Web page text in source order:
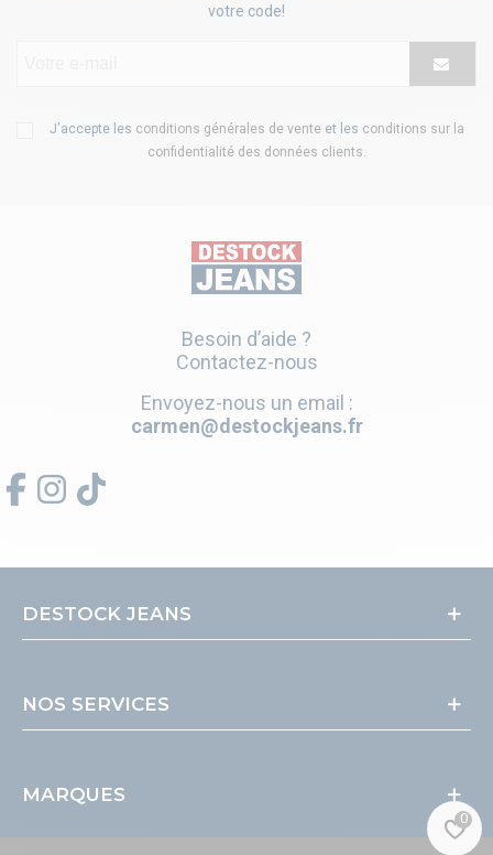
votre code!
J'accepte les conditions générales de vente et les conditions sur la
confidentialité des données clients
Besoin d’aide ?
Contactez-nous
Envoyez-nous un email :
carmen@destockjeans.fr
DESTOCK JEANS
NOS SERVICES
MARQUES
0